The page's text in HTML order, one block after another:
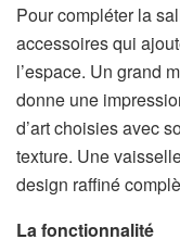
Pour compléter la
accessoires qui
l’espace. Un grand
donne une
d’art choisies avec
texture. Une
design raffiné
La fonctionnalité